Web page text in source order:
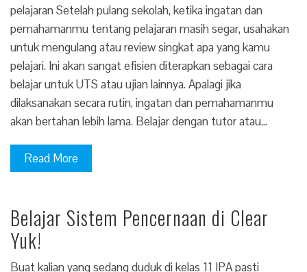
pelajaran Setelah pulang sekolah, ketika ingatan dan
pemahamanmu tentang pelajaran masih segar, usahakan
untuk mengulang atau review singkat apa yang kamu
pelajari. Ini akan sangat efisien diterapkan sebagai cara
belajar untuk UTS atau ujian lainnya. Apalagi jika
dilaksanakan secara rutin, ingatan dan pemahamanmu
akan bertahan lebih lama. Belajar dengan tutor atau…
Read More
Belajar Sistem Pencernaan di Clear
Yuk!
Buat kalian yang sedang duduk di kelas 11 IPA pasti